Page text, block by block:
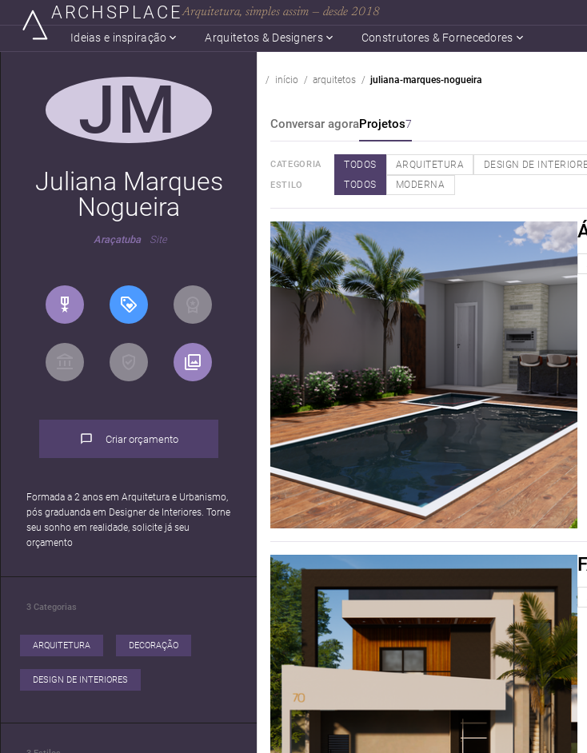
ARCHSPLACEArquitetura, simples assim — desde 2018
Ideias e inspiração Arquitetos & Designers Construtores & Fornecedores
JM
Juliana Marques
Nogueira
Araçatuba Site
Criar orçamento
Formada a 2 anos em Arquitetura e Urbanismo,
pós graduanda em Designer de Interiores. Torne
seu sonho em realidade, solicite já seu
orçamento
3 Categorias
ARQUITETURA DECORAÇÃO
DESIGN DE INTERIORES
início arquitetos juliana-marques-nogueira
Conversar agoraProjetos7
CATEGORIA TODOS ARQUITETURA DESIGN DE
ESTILO TODOS MODERNA